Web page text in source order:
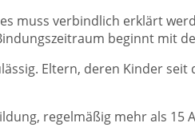
muss verbindlich erklärt
beginnt mit
Eltern, deren Kinder
regelmäßig mehr als